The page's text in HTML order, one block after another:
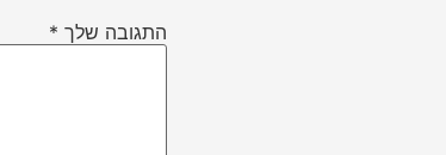
התגובה שלך *